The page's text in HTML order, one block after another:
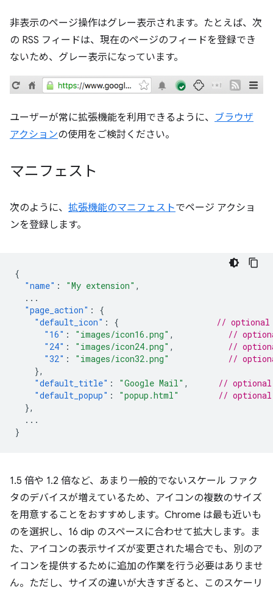
非表示のページ操作はグレー表示されます。たとえば、次
の RSS フィードは、現在のページのフィードを登録でき
ないため、グレー表示になっています。
ユーザーが常に拡張機能を利用できるように、 ブラウザ
アクションの使用をご検討ください。
マニフェスト
次のように、 拡張機能のマニフェストでページ アクショ
ンを登録します。
{
"name" : "My extension" ,
...
"page_action" :
{
"default_icon" : {
// optional
"16" : "images/icon16.png" ,
//
"24" : "images/icon24.png" ,
//
"32" : "images/icon32.png"
//
},
"default_title" : "Google Mail" ,
//
"default_popup" : "popup.html"
// optional
},
...
}
1.5 倍や 1.2 倍など、あまり一般的でないスケール ファク
タのデバイスが増えているため、アイコンの複数のサイズ
を用意することをおすすめします。Chrome は最も近いも
のを選択し、16 dip のスペースに合わせて拡大します。ま
た、アイコンの表示サイズが変更された場合でも、別のア
イコンを提供するために追加の作業を行う必要はありませ
ん。ただし、サイズの違いが大きすぎると、このスケーリ